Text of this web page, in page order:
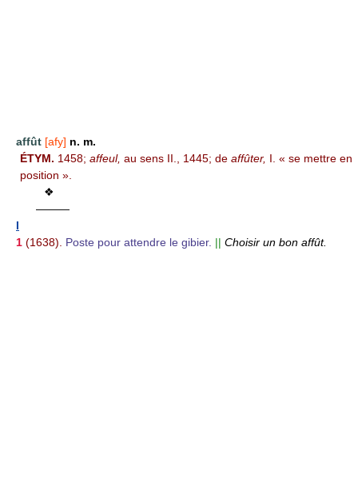
affût [afy] n. m.
ÉTYM. 1458; affeul, au sens II., 1445; de affûter, I. « se mettre en
position ».
❖
———
I
1 (1638). Poste pour attendre le gibier. || Choisir un bon affût.